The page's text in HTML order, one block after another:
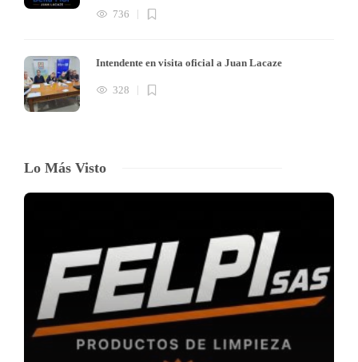
736
Intendente en visita oficial a Juan Lacaze
328
Lo Más Visto